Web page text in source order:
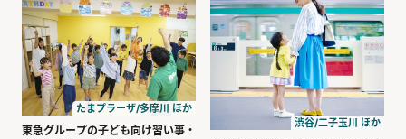
たまプラーザ/多摩川 ほか
東急グループの子ども向け習い事・
渋谷/二子玉川 ほか